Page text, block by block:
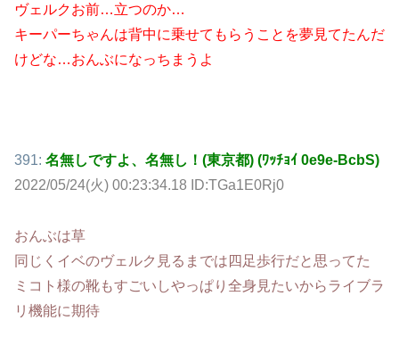
ヴェルクお前…立つのか…
キーパーちゃんは背中に乗せてもらうことを夢見てたんだ
けどな…おんぶになっちまうよ
391: 名無しですよ、名無し！(東京都) (ﾜｯﾁｮｲ 0e9e-BcbS)
2022/05/24(火) 00:23:34.18 ID:TGa1E0Rj0
おんぶは草
同じくイベのヴェルク見るまでは四足歩行だと思ってた
ミコト様の靴もすごいしやっぱり全身見たいからライブラ
リ機能に期待